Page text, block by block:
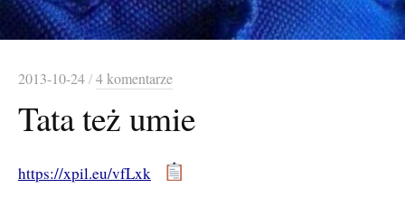
2013-10-24/4 komentarze
Tata też umie
https://xpil.eu/vfLxk